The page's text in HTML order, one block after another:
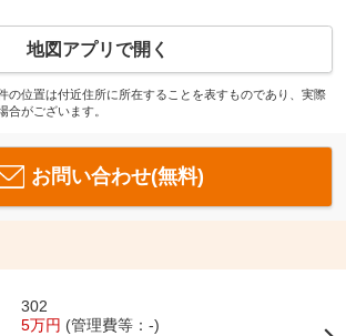
地図アプリで開く
の位置は付近住所に所在することを表すものであり、実際
合がございます。
お問い合わせ(無料)
302
5万円 (管理費等：-)